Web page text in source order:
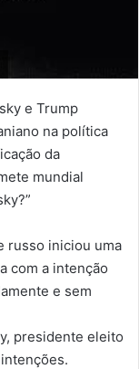
e Trump
na política
da
mundial
russo iniciou uma
com a intenção
e sem
presidente eleito